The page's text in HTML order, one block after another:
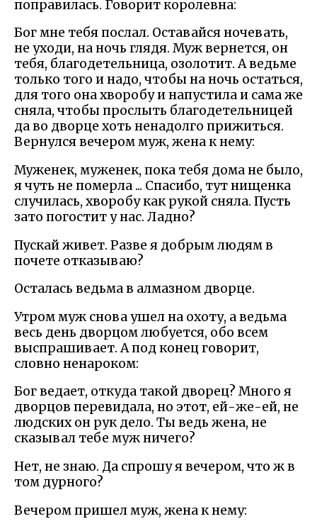
поправилась. Говорит королевна:
Бог мне тебя послал. Оставайся ночевать,
не уходи, на ночь глядя. Муж вернется, он
тебя, благодетельница, озолотит. А ведьме
только того и надо, чтобы на ночь остаться,
для того она хворобу и напустила и сама же
сняла, чтобы прослыть благодетельницей
да во дворце хоть ненадолго прижиться.
Вернулся вечером муж, жена к нему:
Муженек, муженек, пока тебя дома не было,
я чуть не померла ... Спасибо, тут нищенка
случилась, хворобу как рукой сняла. Пусть
зато погостит у нас. Ладно?
Пускай живет. Разве я добрым людям в
почете отказываю?
Осталась ведьма в алмазном дворце.
Утром муж снова ушел на охоту, а ведьма
весь день дворцом любуется, обо всем
выспрашивает. А под конец говорит,
словно ненароком:
Бог ведает, откуда такой дворец? Много я
дворцов перевидала, но этот, ей-же-ей, не
людских он рук дело. Ты ведь жена, не
сказывал тебе муж ничего?
Нет, не знаю. Да спрошу я вечером, что ж в
том дурного?
Вечером пришел муж, жена к нему: